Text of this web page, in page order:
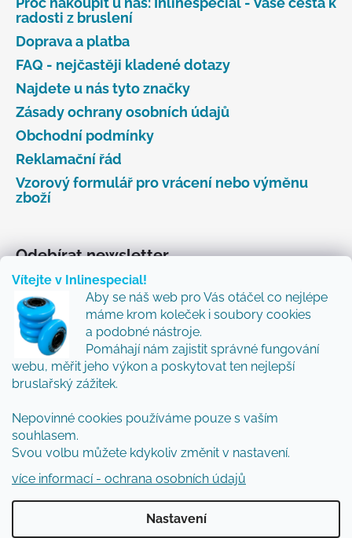
Vítejte v Inlinespecial!
Aby se náš web pro Vás otáčel co nejlépe
máme krom koleček i soubory cookies
a podobné nástroje.
Pomáhají nám zajistit správné fungování
webu, měřit jeho výkon a poskytovat ten nejlepší
bruslařský zážitek.
Nepovinné cookies používáme pouze s vaším
souhlasem.
Svou volbu můžete kdykoliv změnit v nastavení.
více informací - ochrana osobních údajů
Nastavení
radosti z bruslení
Doprava a platba
FAQ - nejčastěji kladené dotazy
Najdete u nás tyto značky
Zásady ochrany osobních údajů
Obchodní podmínky
Reklamační řád
Vzorový formulář pro vrácení nebo výměnu
zboží
Odebírat newsletter
Vložte svůj e-mail a my vám budeme zasílat informace
o nových produktech na našem e-shopu.
Přidejte se k nám a my Vám budeme zasílat ty nejlepší
novinky a tipy.
E-mail
Vložením e-mailu souhlasíte spodmínkami
ochrany osobních údajů
PŘIHLÁSIT SE